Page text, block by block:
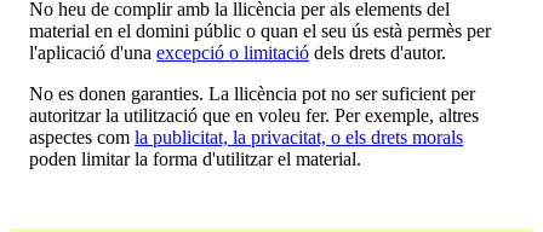
No heu de complir amb la llicència per als elements del
material en el domini públic o quan el seu ús està permès per
l'aplicació d'una excepció o limitació dels drets d'autor.
No es donen garanties. La llicència pot no ser suficient per
autoritzar la utilització que en voleu fer. Per exemple, altres
aspectes com la publicitat, la privacitat, o els drets morals
poden limitar la forma d'utilitzar el material.